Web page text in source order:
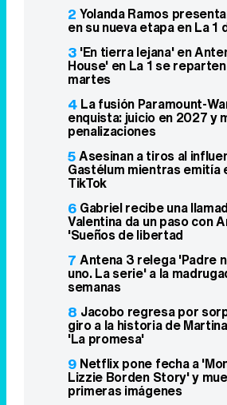
2 Yolanda Ramos
en su nueva etapa en La 1
3 'En tierra lejana' en
House' en La 1 se
martes
4 La fusión Paramount-
enquista: juicio en 2027 y
penalizaciones
5Asesinan a tiros al
Gastélum mientras emitía
TikTok
6 Gabriel recibe una
Valentina da un paso con
'Sueños de libertad
7 Antena 3 relega 'Padre
uno. La serie' a la
semanas
8 Jacobo regresa por
giro a la historia de
'La promesa'
9 Netflix pone fecha a
Lizzie Borden Story' y
primeras imágenes